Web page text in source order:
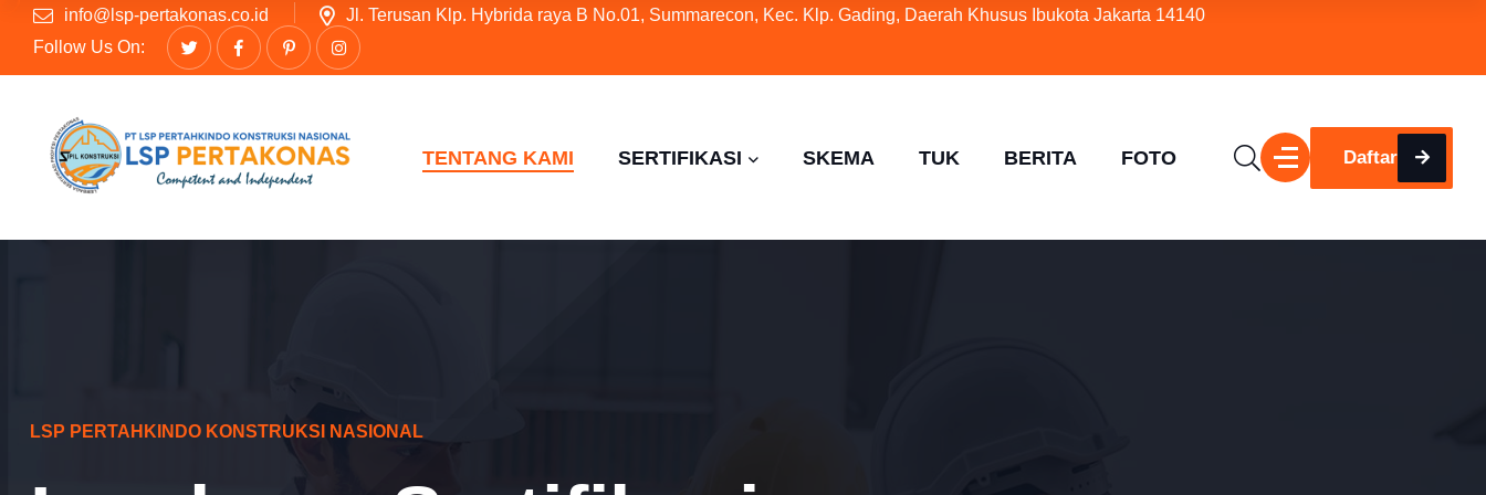
info@lsp-pertakonas.co.id
Jl. Terusan Klp. Hybrida raya B No.01, Summarecon, Kec. Klp. Gading, Daerah Khusus Ibukota Jakarta 14140
Follow Us On:
TENTANG KAMI SERTIFIKASI SKEMA TUK BERITA FOTO Daftar
LSP PERTAHKINDO KONSTRUKSI NASIONAL